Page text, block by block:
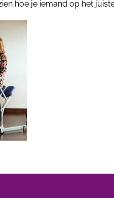
hoe je iemand op het